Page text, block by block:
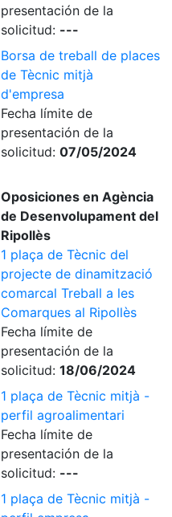
presentación de la
solicitud: ---
Borsa de treball de places
de Tècnic mitjà
d'empresa
Fecha límite de
presentación de la
solicitud: 07/05/2024
Oposiciones en Agència
de Desenvolupament del
Ripollès
1 plaça de Tècnic del
projecte de dinamització
comarcal Treball a les
Comarques al Ripollès
Fecha límite de
presentación de la
solicitud: 18/06/2024
1 plaça de Tècnic mitjà -
perfil agroalimentari
Fecha límite de
presentación de la
solicitud: ---
1 plaça de Tècnic mitjà -